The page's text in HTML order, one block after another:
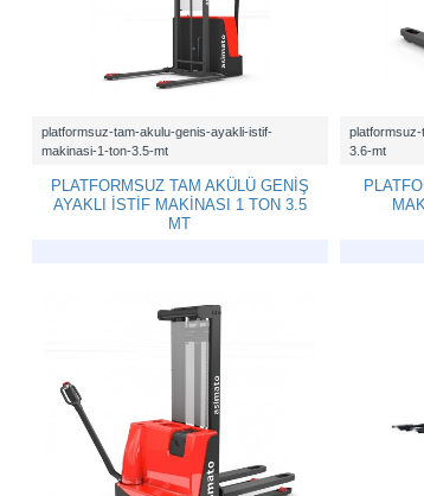
platformsuz-tam-akulu-genis-ayakli-istif-
makinasi-1-ton-3.5-mt
PLATFORMSUZ TAM AKÜLÜ GENİŞ
AYAKLI İSTİF MAKİNASI 1 TON 3.5
MT
3.6-mt